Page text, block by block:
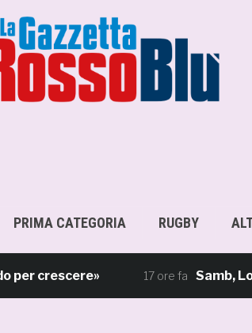
PRIMA CATEGORIA RUGBY
17 ore fa Samb,